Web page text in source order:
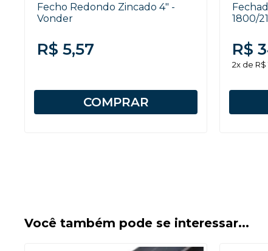
Fecho Redondo Zincado 4" -
Vonder
R$ 5,57
COMPRAR
1800/21
R$
2x de R$
Você também pode se interessar...